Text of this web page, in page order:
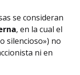
se consideran
, en la cual el
silencioso») no
ni en